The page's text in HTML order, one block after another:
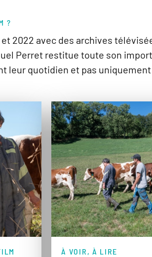
?
2022 avec des archives
Perret restitue toute son
leur quotidien et pas
À VOIR, À LIRE